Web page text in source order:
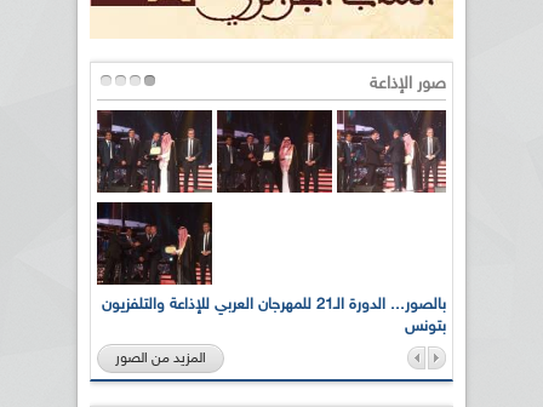
صور الإذاعة
بالصور... الدورة الـ21 للمهرجان العربي للإذاعة والتلفزيون
بتونس
المزيد من الصور